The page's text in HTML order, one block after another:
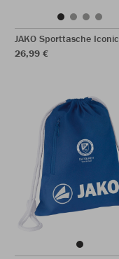
JAKO Sporttasche Iconic
26,99 €